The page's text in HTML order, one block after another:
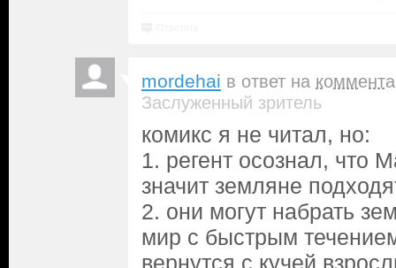
mordehai в ответ на
Заслуженный зритель
комикс я не читал, но:
1. регент осознал, что
значит земляне
2. они могут набрать
мир с быстрым
вернутся с кучей